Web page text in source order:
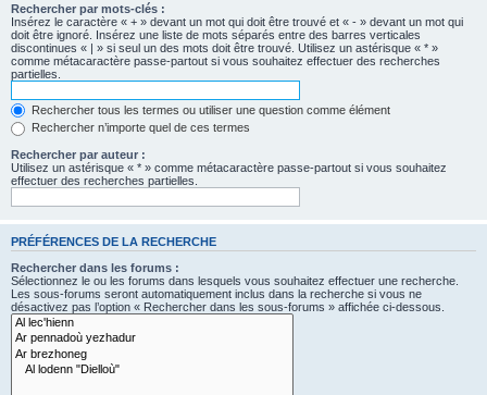
Rechercher par mots-clés :
Insérez le caractère « + » devant un mot qui doit être trouvé et « - » devant un mot qui
doit être ignoré. Insérez une liste de mots séparés entre des barres verticales
discontinues « | » si seul un des mots doit être trouvé. Utilisez un astérisque « * »
comme métacaractère passe-partout si vous souhaitez effectuer des recherches
partielles.
Rechercher tous les termes ou utiliser une question comme élément
Rechercher n’importe quel de ces termes
Rechercher par auteur :
Utilisez un astérisque « * » comme métacaractère passe-partout si vous souhaitez
effectuer des recherches partielles.
PRÉFÉRENCES DE LA RECHERCHE
Rechercher dans les forums :
Sélectionnez le ou les forums dans lesquels vous souhaitez effectuer une recherche.
Les sous-forums seront automatiquement inclus dans la recherche si vous ne
désactivez pas l’option « Rechercher dans les sous-forums » affichée ci-dessous.